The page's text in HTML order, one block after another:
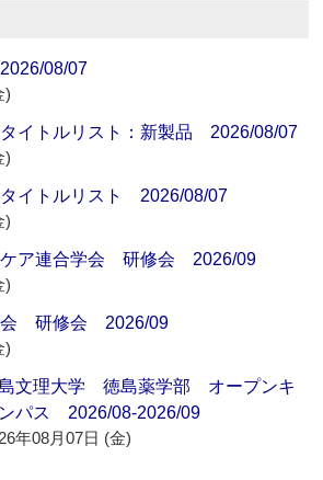
08/07
)
イトルリスト：新製品 2026/08/07
)
イトルリスト 2026/08/07
)
ケア連合学会 研修会 2026/09
)
会 研修会 2026/09
)
文理大学 徳島薬学部 オープンキ
パス 2026/08-2026/09
年08月07日 (金)